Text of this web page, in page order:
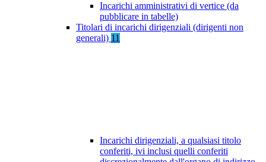
Incarichi amministrativi di vertice (da
pubblicare in tabelle)
Titolari di incarichi dirigenziali (dirigenti non
generali) 11
Incarichi dirigenziali, a qualsiasi titolo
conferiti, ivi inclusi quelli conferiti